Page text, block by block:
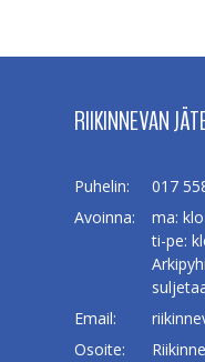
RIIKINNEVAN
Puhelin:
017
Avoinna:
ma:
ti-pe:
Email:
Osoite: